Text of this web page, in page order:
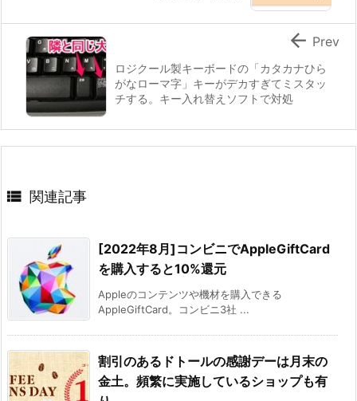
ロジクール製キーボードの「カタカナひら
がなローマ字」キーがデカすぎてミスタッ
チする。キー入れ替えソフトで対処
 Prev
 関連記事
[2022年8月]コンビニでAppleGiftCard
を購入すると10%還元
Appleのコンテンツや機材を購入できる
AppleGiftCard。コンビニ3社 ...
割引のあるドトールの感謝デーは月末の
金土。頻繁に実施しているショップも有